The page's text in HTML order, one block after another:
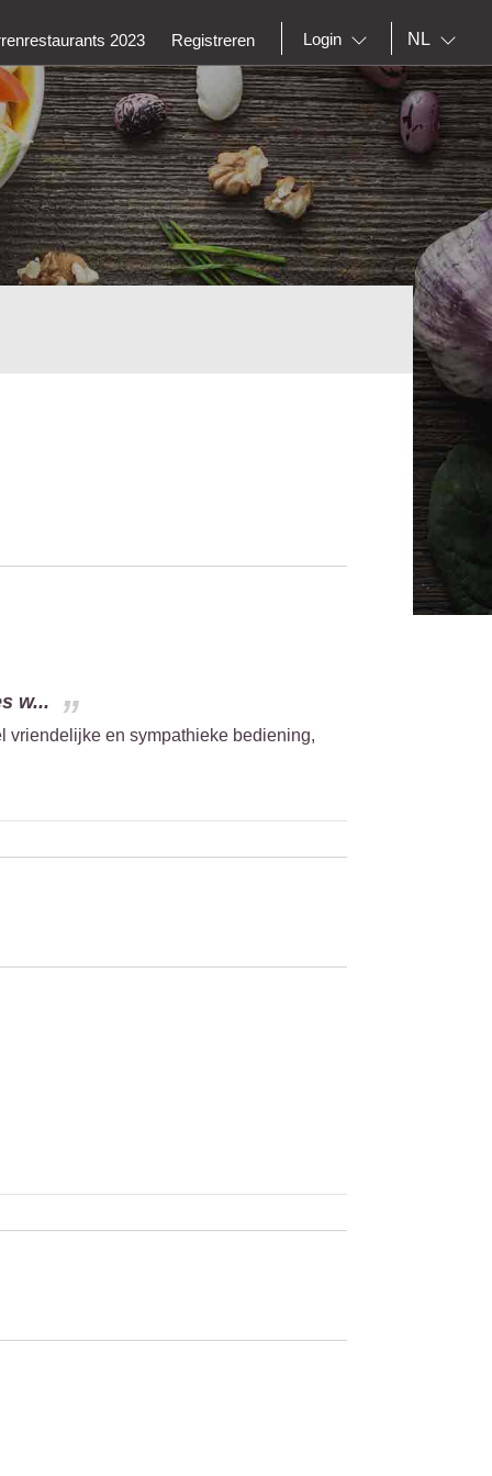
2023 Registreren Login NL
w...
vriendelijke en sympathieke bediening,